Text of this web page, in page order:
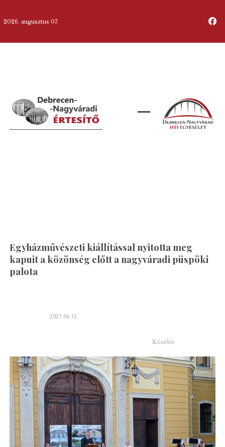
2026. augusztus 07.
Egyházművészeti kiállítással nyitotta meg
kapuit a közönség előtt a nagyváradi püspöki
palota
2021.06.12
Közélet